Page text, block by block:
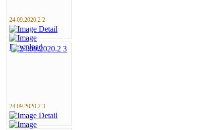
24.09.2020.2 2
24.09.2020.2 3